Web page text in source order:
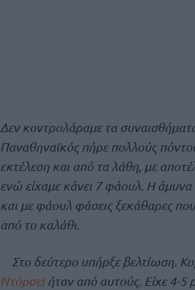
Δεν κοντρολάραμε τα
Παναθηναϊκός πήρε πολλούς
εκτέλεση και από τα λάθη, με
ενώ είχαμε κάνει 7 φάουλ. Η άμυνα
και με φάουλ φάσεις ξεκάθαρες
από το καλάθι.
Στο δεύτερο υπήρξε βελτίωση.
Ντόρσεϊήταν από αυτούς. Είχε 4-5